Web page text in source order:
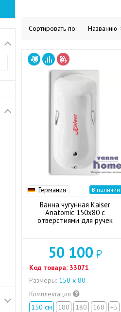
Сортировать по: Названию
Германия В наличии
Ванна чугунная Kaiser
Anatomic 150x80 с
отверстиями для ручек
50 100 ₽
Код товара: 33071
Размеры: 150 х 80
Комплектация
150 см
180 180 160
+5